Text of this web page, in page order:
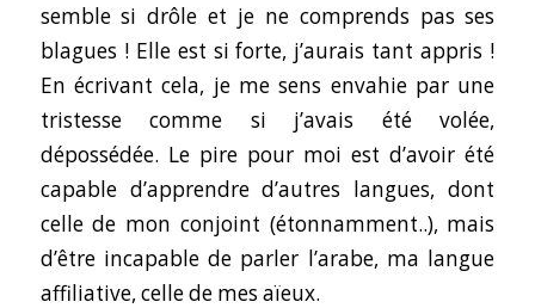
semble si drôle et je ne comprends pas ses
blagues ! Elle est si forte, j’aurais tant appris !
En écrivant cela, je me sens envahie par une
tristesse comme si j’avais été volée,
dépossédée. Le pire pour moi est d’avoir été
capable d’apprendre d’autres langues, dont
celle de mon conjoint (étonnamment..), mais
d’être incapable de parler l’arabe, ma langue
affiliative, celle de mes aïeux.